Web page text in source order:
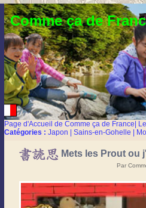
Comme ça de
Page d'Accueil de Comme ça de France|
Catégories : Japon |Sains-en-Gohelle |
Mets les Prout ou
Par